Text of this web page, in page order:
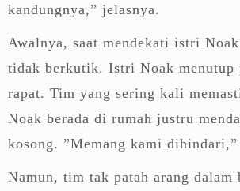
kandungnya,” jelasnya.
Awalnya, saat mendekati istri
tidak berkutik. Istri Noak menutup
rapat. Tim yang sering kali
Noak berada di rumah justru
kosong. ”Memang kami
Namun, tim tak patah arang dalam